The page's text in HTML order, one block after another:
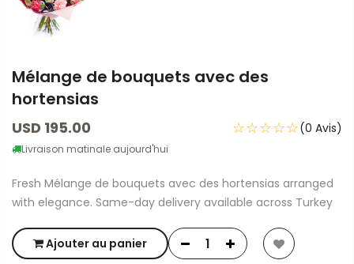
Mélange de bouquets avec des
hortensias
USD 195.00
Livraison matinale aujourd'hui
☆☆☆☆☆(0 Avis)
Fresh Mélange de bouquets avec des hortensias arranged
with elegance. Same-day delivery available across Turkey
Ajouter au panier